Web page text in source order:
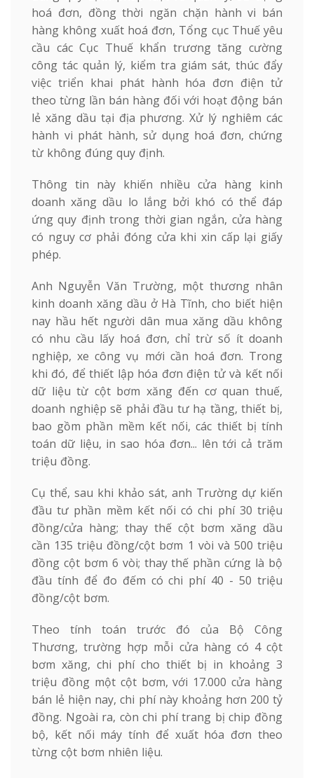
hoá đơn, đồng thời ngăn chặn hành vi bán
hàng không xuất hoá đơn, Tổng cục Thuế yêu
cầu các Cục Thuế khẩn trương tăng cường
công tác quản lý, kiểm tra giám sát, thúc đẩy
việc triển khai phát hành hóa đơn điện tử
theo từng lần bán hàng đối với hoạt động bán
lẻ xăng dầu tại địa phương. Xử lý nghiêm các
hành vi phát hành, sử dụng hoá đơn, chứng
từ không đúng quy định.
Thông tin này khiến nhiều cửa hàng kinh
doanh xăng dầu lo lắng bởi khó có thể đáp
ứng quy định trong thời gian ngắn, cửa hàng
có nguy cơ phải đóng cửa khi xin cấp lại giấy
phép.
Anh Nguyễn Văn Trường, một thương nhân
kinh doanh xăng dầu ở Hà Tĩnh, cho biết hiện
nay hầu hết người dân mua xăng dầu không
có nhu cầu lấy hoá đơn, chỉ trừ số ít doanh
nghiệp, xe công vụ mới cần hoá đơn. Trong
khi đó, để thiết lập hóa đơn điện tử và kết nối
dữ liệu từ cột bơm xăng đến cơ quan thuế,
doanh nghiệp sẽ phải đầu tư hạ tầng, thiết bị,
bao gồm phần mềm kết nối, các thiết bị tính
toán dữ liệu, in sao hóa đơn... lên tới cả trăm
triệu đồng.
Cụ thể, sau khi khảo sát, anh Trường dự kiến
đầu tư phần mềm kết nối có chi phí 30 triệu
đồng/cửa hàng; thay thế cột bơm xăng dầu
cần 135 triệu đồng/cột bơm 1 vòi và 500 triệu
đồng cột bơm 6 vòi; thay thế phần cứng là bộ
đầu tính để đo đếm có chi phí 40 - 50 triệu
đồng/cột bơm.
Theo tính toán trước đó của Bộ Công
Thương, trường hợp mỗi cửa hàng có 4 cột
bơm xăng, chi phí cho thiết bị in khoảng 3
triệu đồng một cột bơm, với 17.000 cửa hàng
bán lẻ hiện nay, chi phí này khoảng hơn 200 tỷ
đồng. Ngoài ra, còn chi phí trang bị chip đồng
bộ, kết nối máy tính để xuất hóa đơn theo
từng cột bơm nhiên liệu.